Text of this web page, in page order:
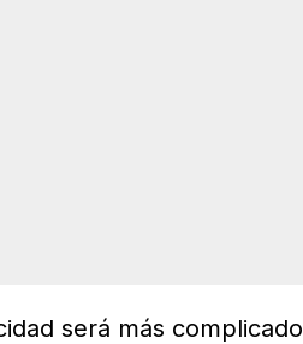
será más complicado